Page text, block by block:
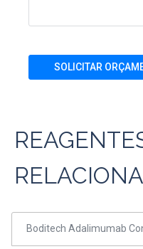
SOLICITAR